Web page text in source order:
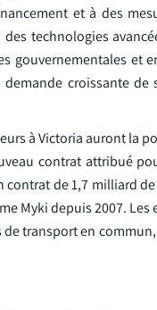
et à des
technologies
gouvernementales et
croissante
à Victoria auront la
contrat attribué
de 1,7 milliard
Myki depuis 2007.
transport en